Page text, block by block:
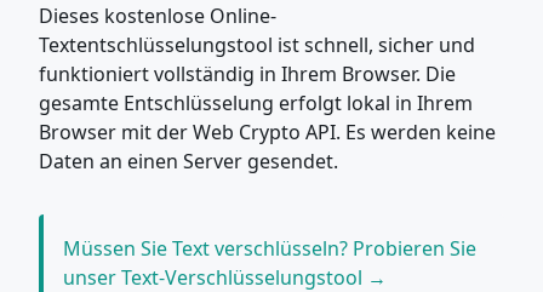
Dieses kostenlose Online-
Textentschlüsselungstool ist schnell, sicher und
funktioniert vollständig in Ihrem Browser. Die
gesamte Entschlüsselung erfolgt lokal in Ihrem
Browser mit der Web Crypto API. Es werden keine
Daten an einen Server gesendet.
Müssen Sie Text verschlüsseln? Probieren Sie
unser Text-Verschlüsselungstool →